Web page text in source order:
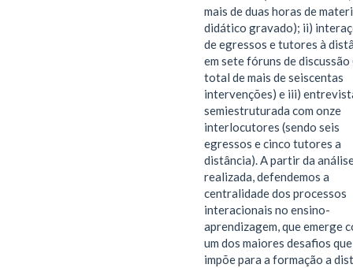
mais de duas horas de
didático gravado); ii)
de egressos e tutores à
em sete fóruns de discussão
total de mais de seiscentas
intervenções) e iii)
semiestruturada com onze
interlocutores (sendo seis
egressos e cinco tutores a
distância). A partir da
realizada, defendemos a
centralidade dos processos
interacionais no ensino-
aprendizagem, que emerge
um dos maiores desafios
impõe para a formação a